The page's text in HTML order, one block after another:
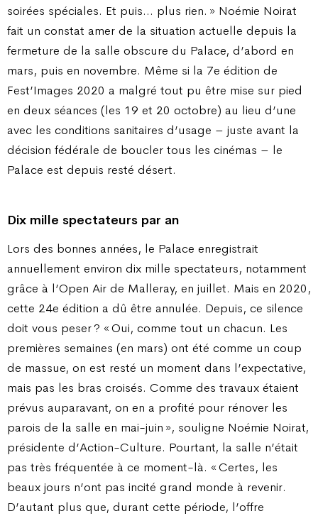
soirées spéciales. Et puis… plus rien. » Noémie Noirat
fait un constat amer de la situation actuelle depuis la
fermeture de la salle obscure du Palace, d’abord en
mars, puis en novembre. Même si la 7e édition de
Fest’Images 2020 a malgré tout pu être mise sur pied
en deux séances (les 19 et 20 octobre) au lieu d’une
avec les conditions sanitaires d’usage – juste avant la
décision fédérale de boucler tous les cinémas – le
Palace est depuis resté désert.
Dix mille spectateurs par an
Lors des bonnes années, le Palace enregistrait
annuellement environ dix mille spectateurs, notamment
grâce à l’Open Air de Malleray, en juillet. Mais en 2020,
cette 24e édition a dû être annulée. Depuis, ce silence
doit vous peser ? « Oui, comme tout un chacun. Les
premières semaines (en mars) ont été comme un coup
de massue, on est resté un moment dans l’expectative,
mais pas les bras croisés. Comme des travaux étaient
prévus auparavant, on en a profité pour rénover les
parois de la salle en mai-juin », souligne Noémie Noirat,
présidente d’Action-Culture. Pourtant, la salle n’était
pas très fréquentée à ce moment-là. « Certes, les
beaux jours n’ont pas incité grand monde à revenir.
D’autant plus que, durant cette période, l’offre